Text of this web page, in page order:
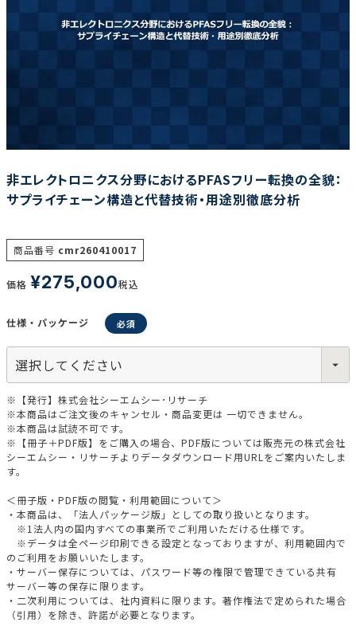
調査の種類で選ぶ
リセット
非エレクトロニクス分野におけるPFASフリー転換の全貌：
サプライチェーン構造と代替技術・用途別徹底分析
商品番号 cmr260410017
価格 ¥275,000税込
仕様・パッケージ
※【発行】株式会社シーエムシー･リサーチ
※本商品はご注文後のキャンセル・商品変更は 一切できません。
※本商品は試読不可です。
※【冊子＋PDF版】をご購入の場合、PDF版については販売元の株式会社
シーエムシー・リサーチよりデータダウンロード用URLをご案内いたしま
す。
＜冊子版・PDF版の閲覧・利用範囲について＞
・本商品は、「法人パッケージ版」としての取り扱いとなります。
※1法人内の国内すべての事業所でご利用いただける仕様です。
※データは全ページ印刷できる設定となっておりますが、利用範囲内で
のご利用をお願いいたします。
・サーバー保存については、パスワード等の権限で管理できている共有
サーバー等の保存に限ります。
・二次利用については、社内資料に限ります。著作権法で定められた場合
（引用）を除き、許諾が必要となります。